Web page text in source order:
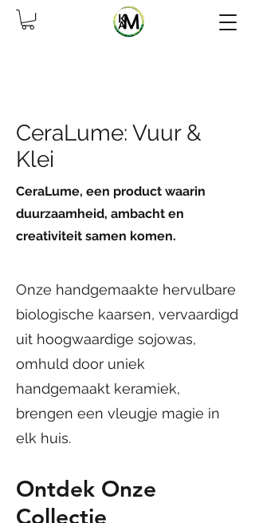
CeraLume: Vuur &
Klei
CeraLume, een product waarin
duurzaamheid, ambacht en
creativiteit samen komen.
Onze handgemaakte hervulbare
biologische kaarsen, vervaardigd
uit hoogwaardige sojowas,
omhuld door uniek
handgemaakt keramiek,
brengen een vleugje magie in
elk huis.
Ontdek Onze
Collectie